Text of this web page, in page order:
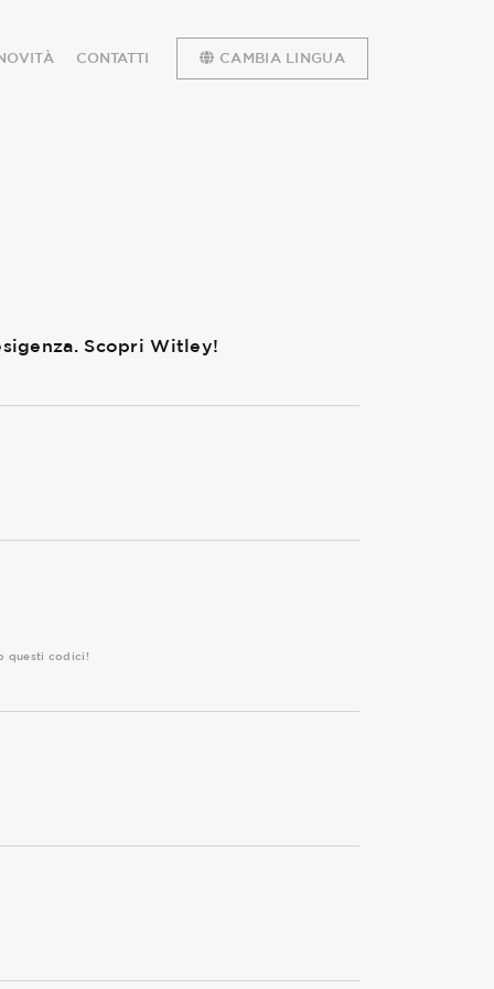
CONTATTI CAMBIA LINGUA
Scopri Witley!
questi codici!